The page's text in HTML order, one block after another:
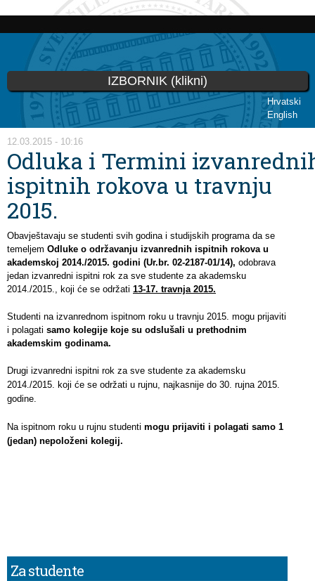
Skip to
content
Hrvatski
English
IZBORNIK (klikni)
You are here
12.03.2015 - 10:16
Odluka i Termini
ispitnih rokova u travnju
2015.
Obavještavaju se studenti svih godina i studijskih programa da se
temeljem Odluke o održavanju izvanrednih ispitnih rokova u
akademskoj 2014./2015. godini (Ur.br. 02-2187-01/14), odobrava
jedan izvanredni ispitni rok za sve studente za akademsku
2014./2015., koji će se održati 13-17. travnja 2015.
Studenti na izvanrednom ispitnom roku u travnju 2015. mogu prijaviti
i polagati samo kolegije koje su odslušali u prethodnim
akademskim godinama.
Drugi izvanredni ispitni rok za sve studente za akademsku
2014./2015. koji će se održati u rujnu, najkasnije do 30. rujna 2015.
godine.
Na ispitnom roku u rujnu studenti mogu prijaviti i polagati samo 1
(jedan) nepoloženi kolegij.
Za studente